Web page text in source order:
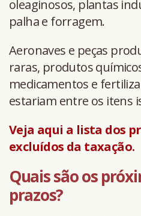
oleaginosos, plantas
palha e forragem.
Aeronaves e peças
raras, produtos
medicamentos e
estariam entre os itens
Veja aqui a lista dos
excluídos da taxação.
Quais são os
prazos?